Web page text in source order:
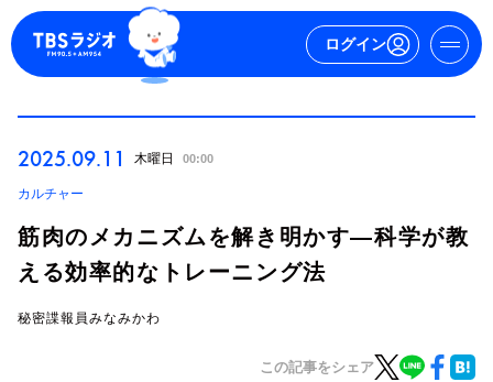
ログイン
2025.09.11 木曜日 00:00
カルチャー
筋肉のメカニズムを解き明かす—科学が教
える効率的なトレーニング法
秘密諜報員みなみかわ
この記事をシェア